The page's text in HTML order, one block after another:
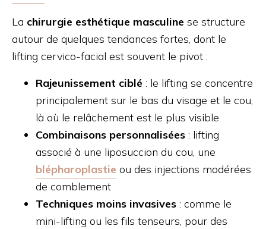
La chirurgie esthétique masculine se structure
autour de quelques tendances fortes, dont le
lifting cervico-facial est souvent le pivot :
Rajeunissement ciblé : le lifting se concentre
principalement sur le bas du visage et le cou,
là où le relâchement est le plus visible
Combinaisons personnalisées : lifting
associé à une liposuccion du cou, une
blépharoplastie ou des injections modérées
de comblement
Techniques moins invasives : comme le
mini-lifting ou les fils tenseurs, pour des